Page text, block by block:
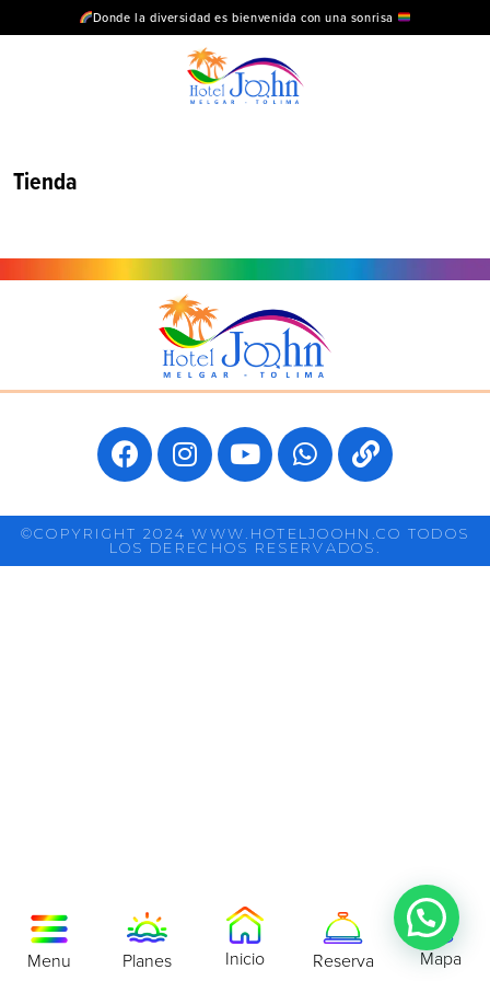
Donde la diversidad es bienvenida con una sonrisa
Menu Planes Inicio Reserva Mapa
Tienda
©COPYRIGHT 2024 WWW.HOTELJOOHN.CO TODOS
LOS DERECHOS RESERVADOS.